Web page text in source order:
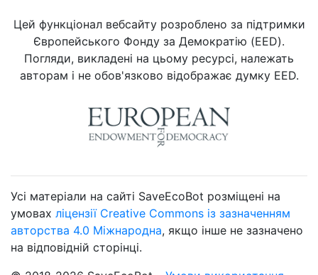
Цей функціонал вебсайту розроблено за підтримки
Європейського Фонду за Демократію (EED).
Погляди, викладені на цьому ресурсі, належать
авторам і не обов'язково відображає думку EED.
Усі матеріали на сайті SaveEcoBot розміщені на
умовах ліцензії Creative Commons із зазначенням
авторства 4.0 Міжнародна, якщо інше не зазначено
на відповідній сторінці.